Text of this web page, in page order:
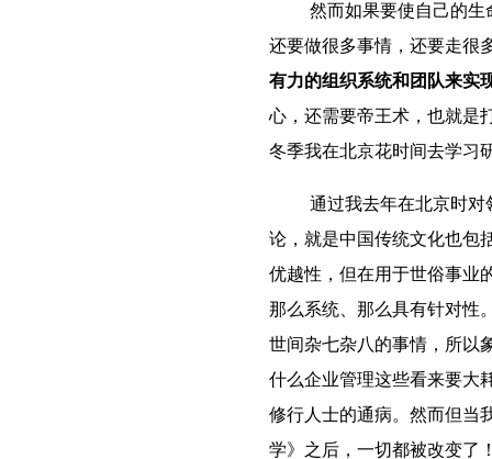
然而如果要使自己的
还要做很多事情，还要走很
有力的组织系统和团队来实
心，还需要帝王术，也就是
冬季我在北京花时间去学习
通过我去年在北京时
论，就是中国传统文化也包
优越性，但在用于世俗事业
那么系统、那么具有针对性
世间杂七杂八的事情，所以
什么企业管理这些看来要大
修行人士的通病。然而但当
学》之后，一切都被改变了